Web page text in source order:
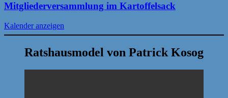
Mitgliederversammlung im Kartoffelsack
Kalender anzeigen
Ratshausmodel von Patrick Kosog